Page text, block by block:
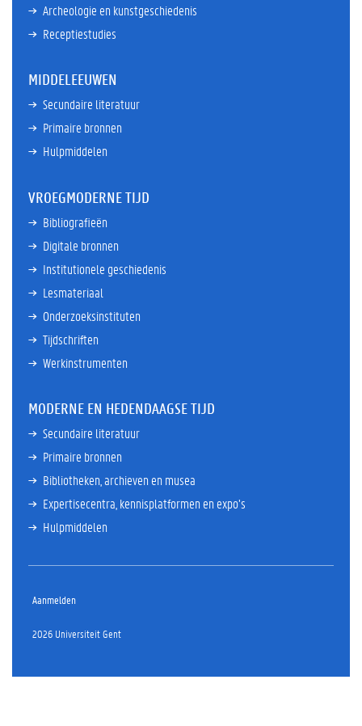
Archeologie en kunstgeschiedenis
Receptiestudies
MIDDELEEUWEN
Secundaire literatuur
Primaire bronnen
Hulpmiddelen
VROEGMODERNE TIJD
Bibliografieën
Digitale bronnen
Institutionele geschiedenis
Lesmateriaal
Onderzoeksinstituten
Tijdschriften
Werkinstrumenten
MODERNE EN HEDENDAAGSE TIJD
Secundaire literatuur
Primaire bronnen
Bibliotheken, archieven en musea
Expertisecentra, kennisplatformen en expo’s
Hulpmiddelen
Aanmelden
2026 Universiteit Gent